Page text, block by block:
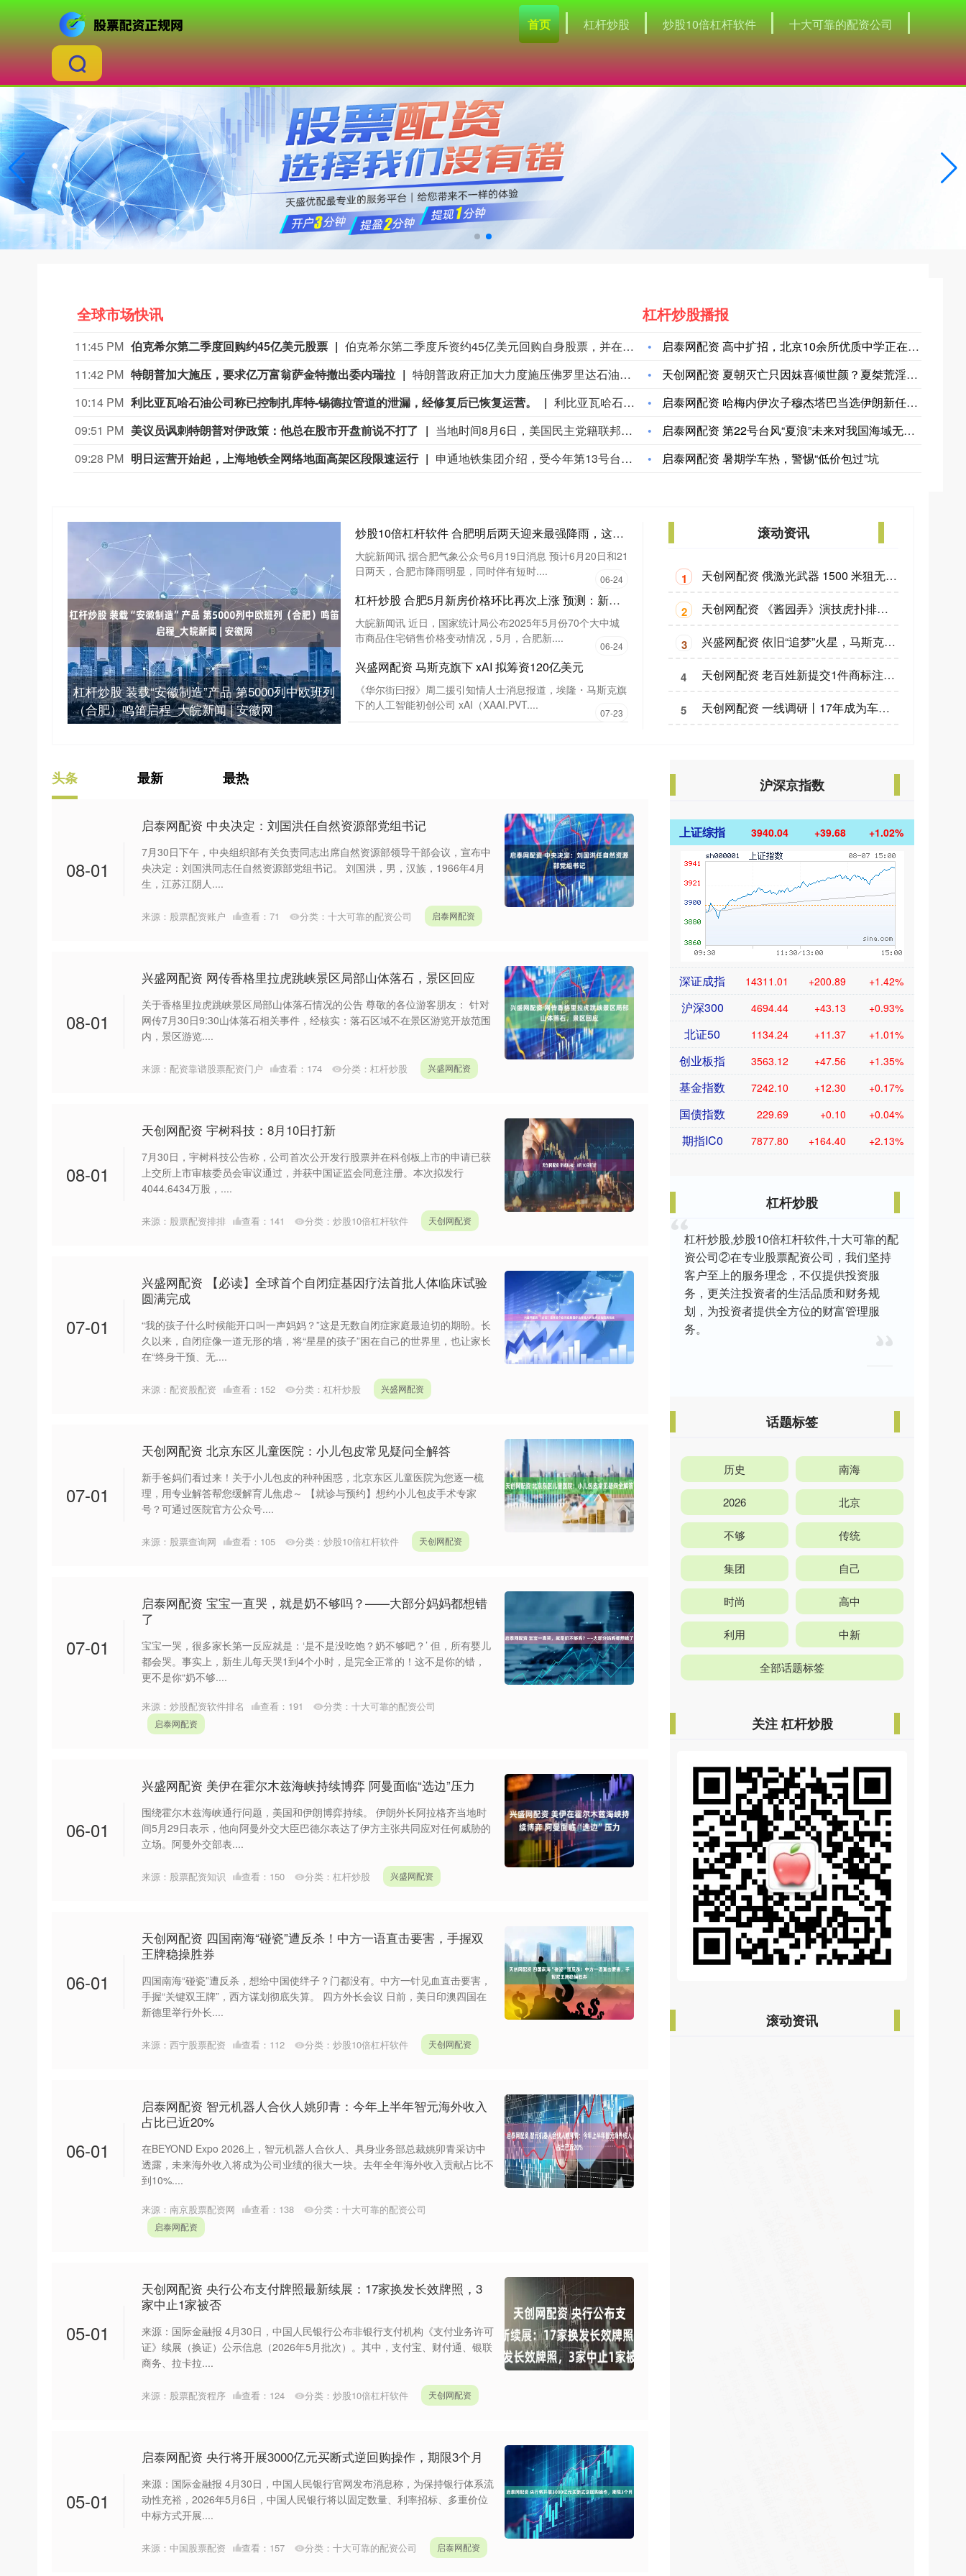
首页 杠杆炒股 炒股10倍杠杆软件 十大可靠的配资公司
全球市场快讯
11:45 PM 伯克希尔第二季度回购约45亿美元股票
伯克希尔第二季度斥资约45亿美元回购自身股票，并在期内买入近200亿美元股票，显示首席执行官阿贝尔正将公司庞大的现金储备更多投入市场。 伯克希尔第一季度开始回购股票，为一年多来的首次。阿贝尔今年早些时候表示，公司重新启动回购，是因为管理层认为股票的“内在价值”高于其市场价格。 CFRA Research分析师Cathy Seifert表示：“投资者会受到回购举措的鼓舞。这也是Greg接掌公司并彰显其主导地位的一种方式。” 此次股票回购为股东带来了自2021年以来规模最大的季度资本回报。伯克希尔第二季度现金储备降至3655亿美元，低于前一季度的约3970亿美元。
11:42 PM 特朗普加大施压，要求亿万富翁萨金特撤出委内瑞拉
特朗普政府正加大力度施压佛罗里达石油大亨、共和党捐赠人哈里·萨金特三世，要求其从委内瑞拉撤资。美国财政部周五冻结了萨金特旗下一家离岸公司的资产，该公司参与委内瑞拉石油开采业务。消息人士称，与此同时，财政部出具许可文件，准许他处置退出该企业的相关权益。美国财政部外国资产控制办公室对萨金特的蓝浪地产有限公司实施处罚，该公司目前按遭制裁状态开展业务。
10:14 PM 利比亚瓦哈石油公司称已控制扎库特-锡德拉管道的泄漏，经修复后已恢复运营。
利比亚瓦哈石油公司称已控制扎库特-锡德拉管道的泄漏，经修复后已恢复运营。
09:51 PM 美议员讽刺特朗普对伊政策：他总在股市开盘前说不打了
当地时间8月6日，美国民主党籍联邦参议员克里斯·墨菲表示，总统特朗普通常会在周日晚上或周一早上，也就是股市开盘前，宣布美伊战事即将结束。但战火已持续了六个月。（澎湃）
09:28 PM 明日运营开始起，上海地铁全网络地面高架区段限速运行 申通地铁集团介绍，受今年第13号台风“白海豚”影响，为确保轨道交通运营安全，上海地铁实施运营调整：8月9日运营开始起，3号线、浦江线全线限速运行；1号线、2号线、4号线、5号线、6号线、7号线、8号线、9号线、10号线、11号线、16号线、17号线、市域机场线地面、高架区段限速运行，同时，16号线取消大站车，列车站站停靠。全网络其他线路区段正常运行。上海地铁将密切关注台风路径变化，根据风速、雨量和对运营影响程度等实际情况，动态调整列车开行方案，遇紧急情况或将采取停运措施，保障乘客安全出行。请市民乘客留意官方发布的运营信息。（上海发布）
杠杆炒股播报
启泰网配资 高中扩招，北京10余所优质中学正在建设中！
天创网配资 夏朝灭亡只因妺喜倾世颜？夏桀荒淫无道该死，为何要
启泰网配资 哈梅内伊次子穆杰塔巴当选伊朗新任最高领袖 继承父
启泰网配资 第22号台风“夏浪”未来对我国海域无影响
启泰网配资 暑期学车热，警惕“低价包过”坑
杠杆炒股 装载“安徽制造”产品 第5000列中欧班列
（合肥）鸣笛启程_大皖新闻 | 安徽网
炒股10倍杠杆软件 合肥明后两天迎来最强降雨，这两个时段要注意_大皖新闻 | 安徽网
大皖新闻讯 据合肥气象公众号6月19日消息 预计6月20日和21
日两天，合肥市降雨明显，同时伴有短时....
06-24
杠杆炒股 合肥5月新房价格环比再次上涨 预测：新房市场有望温和回升_大皖新闻 | 安徽网
大皖新闻讯 近日，国家统计局公布2025年5月份70个大中城
市商品住宅销售价格变动情况，5月，合肥新....
06-24
兴盛网配资 马斯克旗下 xAI 拟筹资120亿美元
《华尔街曰报》周二援引知情人士消息报道，埃隆・马斯克旗
下的人工智能初创公司 xAI（XAAI.PVT....
07-23
滚动资讯
1 天创网配资 俄激光武器 1500 米狙无人机：“手杖” 项目 8 月实测，反制乌军 “柳特” 蜂群战术_俄罗斯_光束
2 天创网配资 《酱园弄》演技虎扑排名，章子怡屈居第二，雷佳音挤到第六
3 兴盛网配资 依旧“追梦”火星，马斯克宣布Grok男性角色取名为Valentine
4 天创网配资 老百姓新提交1件商标注册申请
5 天创网配资 一线调研丨17年成为车身焊接领域冠军&#32;这家企业背后藏着什么创新密码？
头条 最新 最热
08-01
启泰网配资 中央决定：刘国洪任自然资源部党组书记
7月30日下午，中央组织部有关负责同志出席自然资源部领导干部会议，宣布中
央决定：刘国洪同志任自然资源部党组书记。 刘国洪，男，汉族，1966年4月
生，江苏江阴人....
来源：股票配资账户 查看： 71 分类： 十大可靠的配资公司 启泰网配资
08-01
兴盛网配资 网传香格里拉虎跳峡景区局部山体落石，景区回应
关于香格里拉虎跳峡景区局部山体落石情况的公告 尊敬的各位游客朋友： 针对
网传7月30日9:30山体落石相关事件，经核实：落石区域不在景区游览开放范围
内，景区游览....
来源：配资靠谱股票配资门户 查看： 174 分类： 杠杆炒股 兴盛网配资
08-01
天创网配资 宇树科技：8月10日打新
7月30日，宇树科技公告称，公司首次公开发行股票并在科创板上市的申请已获
上交所上市审核委员会审议通过，并获中国证监会同意注册。本次拟发行
4044.6434万股，....
来源：股票配资排排 查看： 141 分类： 炒股10倍杠杆软件 天创网配资
07-01
兴盛网配资 【必读】全球首个自闭症基因疗法首批人体临床试验
圆满完成
“我的孩子什么时候能开口叫一声妈妈？”这是无数自闭症家庭最迫切的期盼。长
久以来，自闭症像一道无形的墙，将“星星的孩子”困在自己的世界里，也让家长
在“终身干预、无....
来源：配资股配资 查看： 152 分类： 杠杆炒股 兴盛网配资
07-01
天创网配资 北京东区儿童医院：小儿包皮常见疑问全解答
新手爸妈们看过来！关于小儿包皮的种种困惑，北京东区儿童医院为您逐一梳
理，用专业解答帮您缓解育儿焦虑～ 【就诊与预约】想约小儿包皮手术专家
号？可通过医院官方公众号....
来源：股票查询网 查看： 105 分类： 炒股10倍杠杆软件 天创网配资
07-01
启泰网配资 宝宝一直哭，就是奶不够吗？——大部分妈妈都想错
了
宝宝一哭，很多家长第一反应就是：‘是不是没吃饱？奶不够吧？’ 但，所有婴儿
都会哭。事实上，新生儿每天哭1到4个小时，是完全正常的！这不是你的错，
更不是你“奶不够....
来源：炒股配资软件排名 查看： 191 分类： 十大可靠的配资公司
启泰网配资
06-01
兴盛网配资 美伊在霍尔木兹海峡持续博弈 阿曼面临“选边”压力
围绕霍尔木兹海峡通行问题，美国和伊朗博弈持续。 伊朗外长阿拉格齐当地时
间5月29日表示，他向阿曼外交大臣巴德尔表达了伊方主张共同应对任何威胁的
立场。阿曼外交部表....
来源：股票配资知识 查看： 150 分类： 杠杆炒股 兴盛网配资
06-01
天创网配资 四国南海“碰瓷”遭反杀！中方一语直击要害，手握双
王牌稳操胜券
四国南海“碰瓷”遭反杀，想给中国使绊子？门都没有。中方一针见血直击要害，
手握“关键双王牌”，西方谋划彻底失算。 四方外长会议 日前，美日印澳四国在
新德里举行外长....
来源：西宁股票配资 查看： 112 分类： 炒股10倍杠杆软件 天创网配资
06-01
启泰网配资 智元机器人合伙人姚卯青：今年上半年智元海外收入
占比已近20%
在BEYOND Expo 2026上，智元机器人合伙人、具身业务部总裁姚卯青采访中
透露，未来海外收入将成为公司业绩的很大一块。去年全年海外收入贡献占比不
到10%....
来源：南京股票配资网 查看： 138 分类： 十大可靠的配资公司
启泰网配资
05-01
天创网配资 央行公布支付牌照最新续展：17家换发长效牌照，3
家中止1家被否
来源：国际金融报 4月30日，中国人民银行公布非银行支付机构《支付业务许可
证》续展（换证）公示信息（2026年5月批次）。其中，支付宝、财付通、银联
商务、拉卡拉....
来源：股票配资程序 查看： 124 分类： 炒股10倍杠杆软件 天创网配资
05-01
启泰网配资 央行将开展3000亿元买断式逆回购操作，期限3个月
来源：国际金融报 4月30日，中国人民银行官网发布消息称，为保持银行体系流
动性充裕，2026年5月6日，中国人民银行将以固定数量、利率招标、多重价位
中标方式开展....
来源：中国股票配资 查看： 157 分类： 十大可靠的配资公司 启泰网配资
沪深京指数
上证综指 3940.04 +39.68 +1.02%
深证成指 14311.01 +200.89 +1.42%
沪深300 4694.44 +43.13 +0.93%
北证50 1134.24 +11.37 +1.01%
创业板指 3563.12 +47.56 +1.35%
基金指数 7242.10 +12.30 +0.17%
国债指数 229.69 +0.10 +0.04%
期指IC0 7877.80 +164.40 +2.13%
杠杆炒股
杠杆炒股,炒股10倍杠杆软件,十大可靠的配
资公司②在专业股票配资公司，我们坚持
客户至上的服务理念，不仅提供投资服
务，更关注投资者的生活品质和财务规
划，为投资者提供全方位的财富管理服
务。
话题标签
历史 南海
2026 北京
不够 传统
集团 自己
时尚 高中
利用 中新
全部话题标签
关注 杠杆炒股
滚动资讯